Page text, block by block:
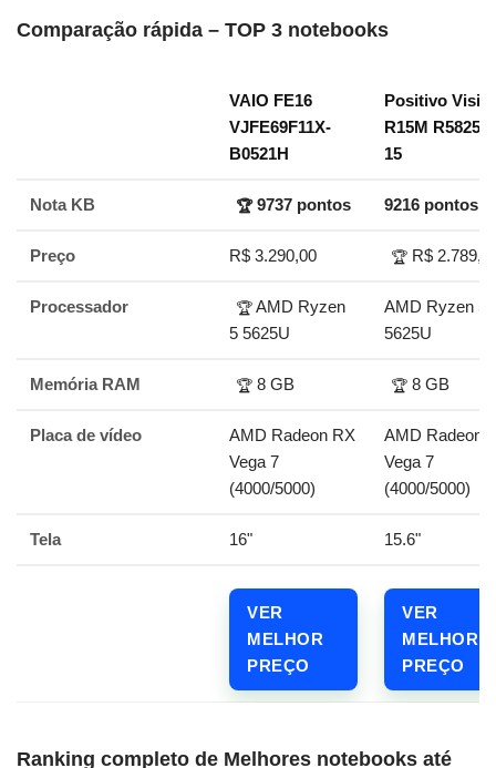
Comparação rápida – TOP 3 notebooks
VAIO FE16
VJFE69F11X-
B0521H
Positivo
R15M
15
Nota KB 🏆9737 pontos 9216 pontos
Preço R$ 3.290,00 🏆 R$
Processador 🏆 AMD Ryzen
5 5625U
AMD Ryzen 5
5625U
Memória RAM 🏆 8 GB 🏆 8 GB
Placa de vídeo
AMD Radeon RX
Vega 7
(4000/5000)
AMD Radeon
Vega 7
(4000/5000)
Tela 16" 15.6"
VER
MELHOR
PREÇO
VER
MELHOR
PREÇO
Ranking completo de Melhores notebooks até